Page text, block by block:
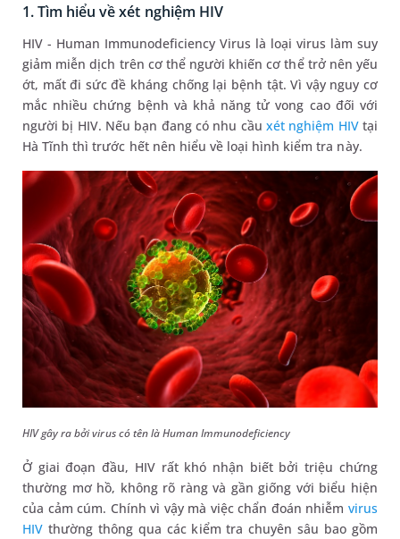
1. Tìm hiểu về xét nghiệm HIV
HIV - Human Immunodeficiency Virus là loại virus làm suy
giảm miễn dịch trên cơ thể người khiến cơ thể trở nên yếu
ớt, mất đi sức đề kháng chống lại bệnh tật. Vì vậy nguy cơ
mắc nhiều chứng bệnh và khả năng tử vong cao đối với
người bị HIV. Nếu bạn đang có nhu cầu xét nghiệm HIVtại
Hà Tĩnh thì trước hết nên hiểu về loại hình kiểm tra này.
HIV gây ra bởi virus có tên là Human Immunodeficiency
Ở giai đoạn đầu, HIV rất khó nhận biết bởi triệu chứng
thường mơ hồ, không rõ ràng và gần giống với biểu hiện
của cảm cúm. Chính vì vậy mà việc chẩn đoán nhiễm virus
HIV thường thông qua các kiểm tra chuyên sâu bao gồm